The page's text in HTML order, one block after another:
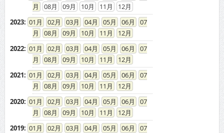
08 09 10 11
12
2023: 01 02 03 04 05 06
07
08
09 10 11
12
2022: 01 02 03 04 05 06
07
08
09 10 11
12
2021: 01 02 03 04 05 06
07
08
09 10 11
12
2020: 01 02 03 04 05 06
07
08
09 10 11
12
2019: 01 02 03 04 05 06
07